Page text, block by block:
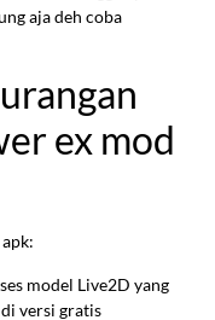
aja deh coba
ex mod
model Live2D yang
versi gratis